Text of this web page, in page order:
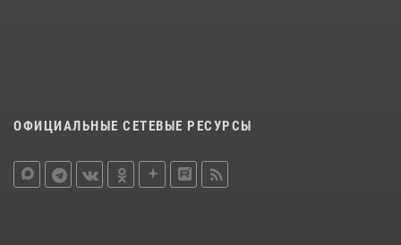
ОФИЦИАЛЬНЫЕ СЕТЕВЫЕ РЕСУРСЫ